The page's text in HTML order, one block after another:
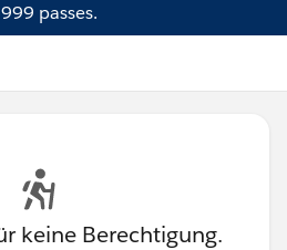
passes.
keine Berechtigung.